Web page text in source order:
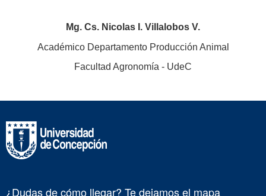
Mg. Cs. Nicolas I. Villalobos V.
Académico Departamento Producción Animal
Facultad Agronomía - UdeC
¿Dudas de cómo llegar? Te dejamos el mapa